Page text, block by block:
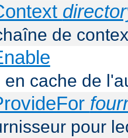
de
cache de
pour